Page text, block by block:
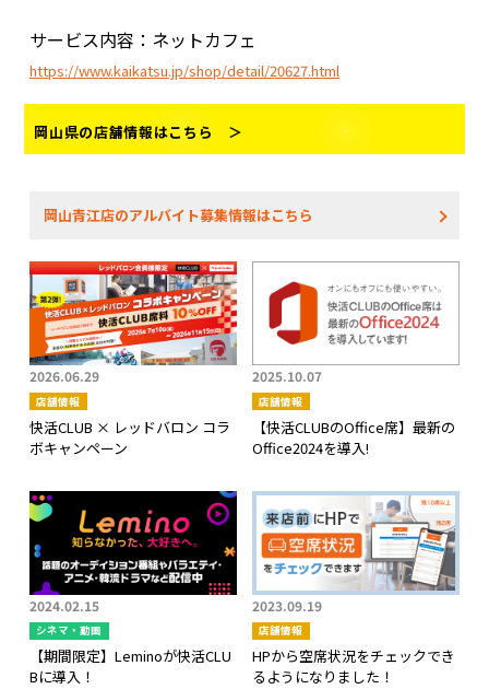
サービス内容：ネットカフェ
https://www.kaikatsu.jp/shop/detail/20627.html
岡山県の店舗情報はこちら ＞
岡山青江店のアルバイト募集情報はこちら
2026.06.29
店舗情報
快活CLUB × レッドバロン コラ
ボキャンペーン
2025.10.07
店舗情報
【快活CLUBのOffice席】最新の
Office2024を導入!
2024.02.15
シネマ・動画
【期間限定】Leminoが快活CLU
Bに導入！
2023.09.19
店舗情報
HPから空席状況をチェックでき
るようになりました！